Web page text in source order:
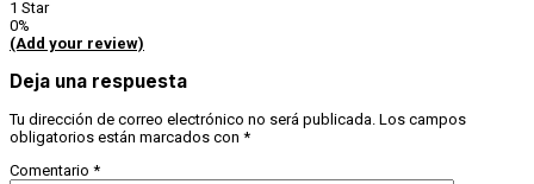
1 Star
0%
(Add your review)
Deja una respuesta
Tu dirección de correo electrónico no será publicada. Los campos
obligatorios están marcados con *
Comentario *